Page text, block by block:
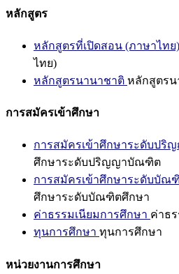
หลักสูตร
หลักสูตรที่เปิดสอน (ภาษาไทย)
ไทย)
หลักสูตรนานาชาติ หลักสูตรน
การสมัครเข้าศึกษา
การสมัครเข้าศึกษาระดับป
ศึกษาระดับปริญญาบัณฑิต
การสมัครเข้าศึกษาระดับบัณ
ศึกษาระดับบัณฑิตศึกษา
ค่าธรรมเนียมการศึกษา ค่าธ
ทุนการศึกษา ทุนการศึกษา
หน่วยงานการศึกษา